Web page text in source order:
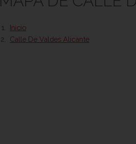
Inicio
Calle De Valdes Alicante